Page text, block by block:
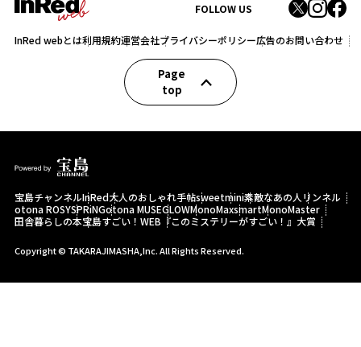
FOLLOW US
InRed webとは利用規約運営会社プライバシーポリシー広告のお問い合わせ
Page
top
宝島チャンネルInRed大人のおしゃれ手帖sweetmini素敵なあの人 リンネル
otona ROSYSPRiNGotona MUSEGLOWMonoMaxsmartMonoMaster
田舎暮らしの本宝島すごい！WEB 『このミステリーがすごい！』大賞
Copyright © TAKARAJIMASHA,Inc. All Rights Reserved.